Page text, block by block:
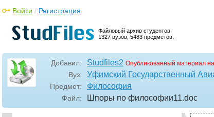
Файловый архив студентов.
1327 вузов, 5483 предметов.
Войти / Регистрация
Добавил: Studfiles2 Опубликованный материал
Вуз: Уфимский Государственный
Предмет: Философия
Файл: Шпоры по философии11.doc
Вопрос 1. Особенности философского
мировоззрения и его ключевые проблемы:
мир и человек, бытие и сознание.